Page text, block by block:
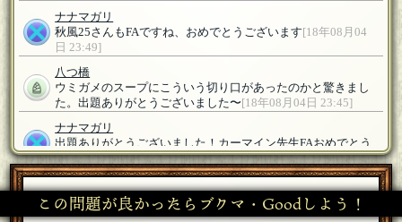
ナナマガリ
秋風25さんもFAですね、おめでとうございます [18年08月04
日 23:49]
八つ橋
ウミガメのスープにこういう切り口があったのかと驚きまし
た。出題ありがとうございました〜 [18年08月04日 23:45]
ナナマガリ
出題ありがとうございました！カーマイン先生FAおめでとう
ございます。おいしいまかないのあるお店、羨ましいです[18
年08月04日 23:45]
カーマイン先生[☆2018良いお年を]
深堀しすぎた…。ご馳走様でした！ありがとうございます！
この問題が良かったらブクマ・Goodしよう！